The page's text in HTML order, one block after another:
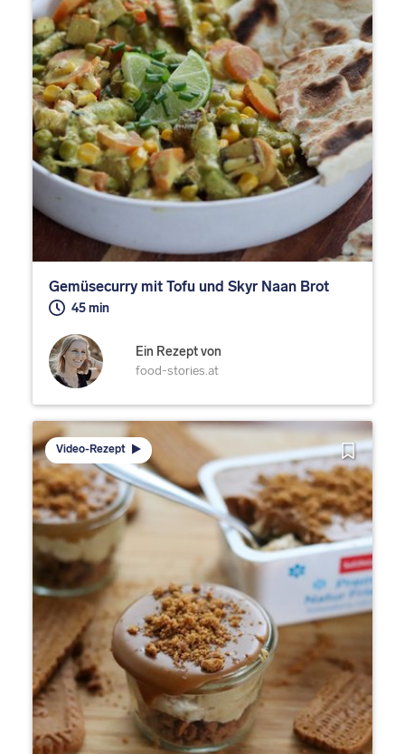
Gemüsecurry mit Tofu und Skyr Naan Brot
45 min
Ein Rezept von
food-stories.at
Video-Rezept